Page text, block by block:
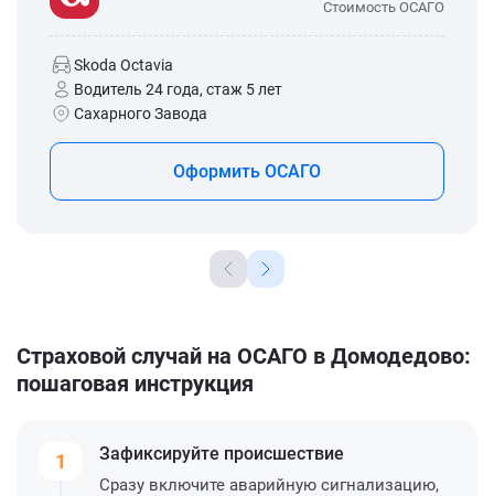
Стоимость ОСАГО
Skoda Octavia
Водитель 24 года, стаж 5 лет
Сахарного Завода
Оформить ОСАГО
Страховой случай на ОСАГО в Домодедово:
пошаговая инструкция
1 Зафиксируйте происшествие
Сразу включите аварийную сигнализацию,